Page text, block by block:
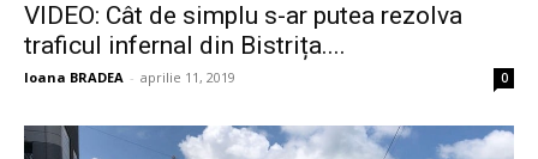
VIDEO: Cât de simplu s-ar putea rezolva
traficul infernal din Bistrița....
Ioana BRADEA - aprilie 11, 2019 0